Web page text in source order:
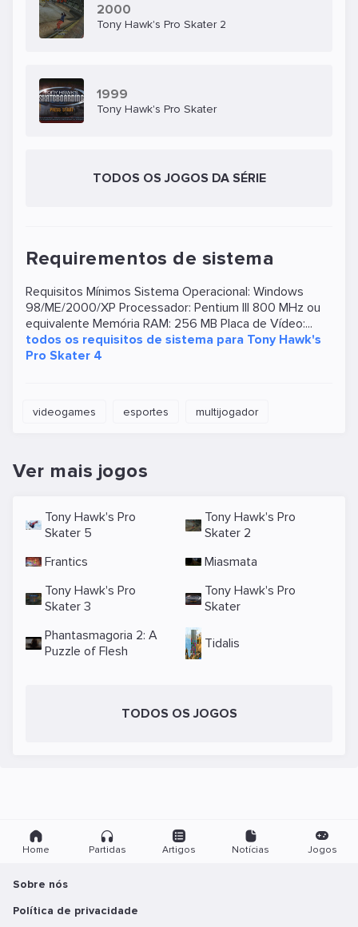
2000
Tony Hawk's Pro Skater 2
1999
Tony Hawk's Pro Skater
TODOS OS JOGOS DA SÉRIE
Requirementos de sistema
Requisitos Mínimos Sistema Operacional: Windows
98/ME/2000/XP Processador: Pentium III 800 MHz ou
equivalente Memória RAM: 256 MB Placa de Vídeo:...
todos os requisitos de sistema para Tony Hawk's
Pro Skater 4
videogames esportes multijogador
Ver mais jogos
Tony Hawk's Pro
Skater 5
Tony Hawk's Pro
Skater 2
Frantics
Miasmata
Tony Hawk's Pro
Skater 3
Tony Hawk's Pro
Skater
Phantasmagoria 2: A
Puzzle of Flesh
Tidalis
TODOS OS JOGOS
Home Partidas Artigos Notícias Jogos
Sobre nós
Política de privacidade